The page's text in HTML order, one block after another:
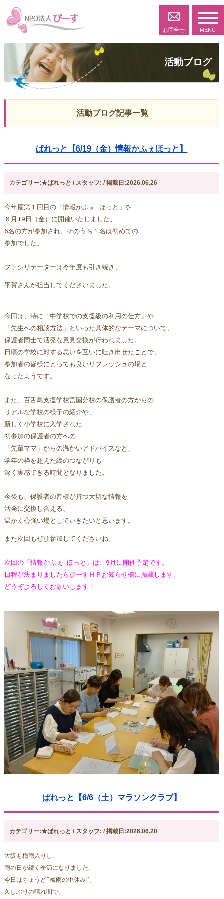
お問合せ MENU
活動ブログ
活動ブログ記事一覧
ぱれっと【6/19（金）情報かふぇほっと】
カテゴリー:★ぱれっと / スタッフ: / 掲載日:2026.06.26
今年度第１回目の「情報かふぇ ほっと」を
６月19日（金）に開催いたしました。
6名の方が参加され、そのうち１名は初めての
参加でした。
ファシリテーターは今年度も引き続き、
平賀さんが担当してくださいました。
今回は、特に「中学校での支援級の利用の仕方」や
「先生への相談方法」といった具体的なテーマについて、
保護者同士で活発な意見交換が行われました。
日頃の学校に対する思いを互いに吐き出せたことで、
参加者の皆様にとっても良いリフレッシュの場と
なったようです。
また、百舌鳥支援学校宮園分校の保護者の方からの
リアルな学校の様子の紹介や、
新しく小学校に入学された
初参加の保護者の方への
「先輩ママ」からの温かいアドバイスなど、
学年の枠を超えた縦のつながりも
深く実感できる時間となりました。
今後も、保護者の皆様が持つ大切な情報を
活発に交換し合える、
温かく心強い場としていきたいと思います。
また次回もぜひ参加してくださいね。
次回の「情報かふぇ ほっと」は、9月に開催予定です。
日程が決まりましたらぴーすＨＰ お知らせ欄に掲載します。
どうぞよろしくお願いします！
ぱれっと【6/6（土）マラソンクラブ】
カテゴリー:★ぱれっと / スタッフ: / 掲載日:2026.06.20
大阪も梅雨入りし、
雨の日が続く季節になりました。
今日はちょうど“梅雨の中休み”。
久しぶりの晴れ間で、